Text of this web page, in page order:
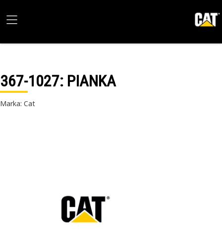
367-1027: PIANKA
Marka: Cat